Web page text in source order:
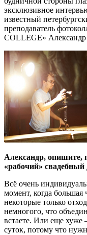
эксклюзивное
известный
преподаватель
COLLEGE»
Александр, опишите,
«рабочий» свадебный
Всё очень
момент, когда
некоторые только
немногого, что
встаете. Или еще хуже
суток, потому что